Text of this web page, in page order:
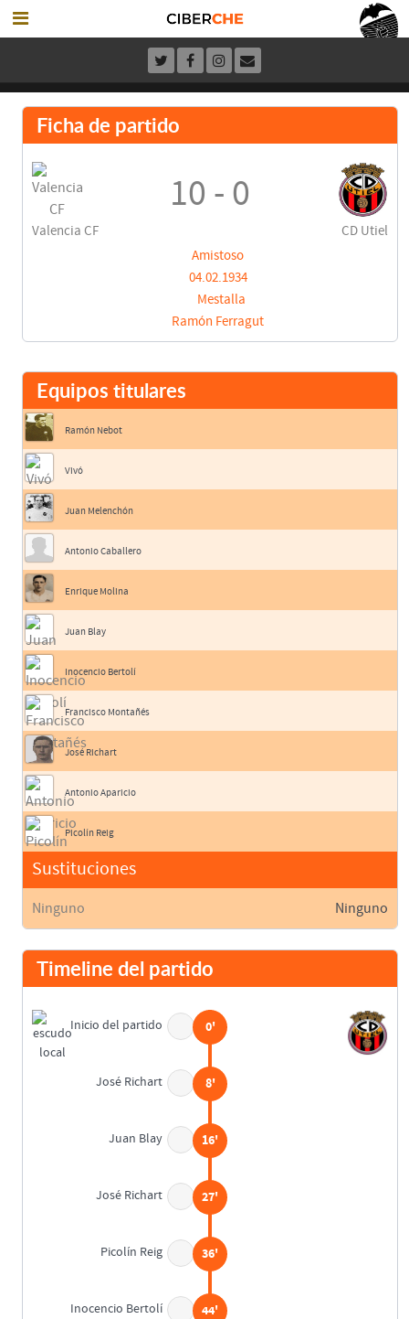
Ficha de partido
Valencia CF
10 - 0
CD Utiel
Amistoso
04.02.1934
Mestalla
Ramón Ferragut
Equipos titulares
Ramón Nebot
Vivó
Juan Melenchón
Antonio Caballero
Enrique Molina
Juan Blay
Inocencio Bertolí
Francisco Montañés
José Richart
Antonio Aparicio
Picolín Reig
Sustituciones
Ninguno Ninguno
Timeline del partido
Inicio del partido 0'
José Richart 8'
Juan Blay 16'
José Richart 27'
Picolín Reig 36'
Inocencio Bertolí 44'